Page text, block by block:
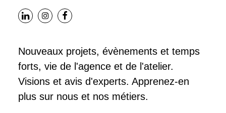
Nouveaux projets, évènements et temps
forts, vie de l'agence et de l'atelier.
Visions et avis d'experts. Apprenez-en
plus sur nous et nos métiers.